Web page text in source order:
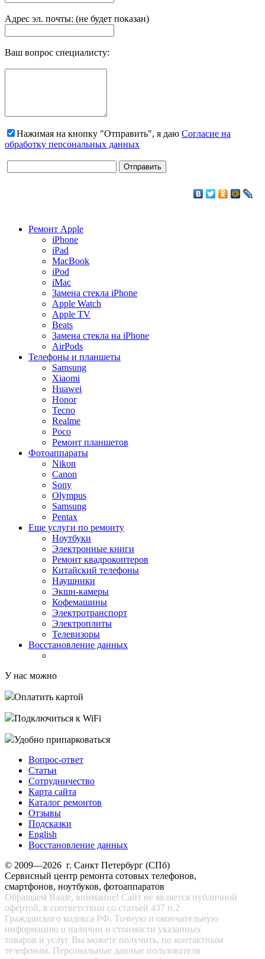
Адрес эл. почты: (не будет показан)
Ваш вопрос специалисту:
Нажимая на кнопку "Отправить", я даю Согласие на
обработку персональных данных
Ремонт Apple
iPhone
iPad
MacBook
iPod
iMac
Замена стекла iPhone
Apple Watch
Apple TV
Beats
Замена стекла на iPhone
AirPods
Телефоны и планшеты
Samsung
Xiaomi
Huawei
Honor
Tecno
Realme
Poco
Ремонт планшетов
Фотоаппараты
Nikon
Canon
Sony
Olympus
Samsung
Pentax
Еще услуги по ремонту
Ноутбуки
Электронные книги
Ремонт квадрокоптеров
Китайский телефоны
Наушники
Экшн-камеры
Кофемашины
Электротранспорт
Электроплиты
Телевизоры
Восстановление данных
У нас можно
Оплатить картой
Подключиться к WiFi
Удобно припарковаться
Вопрос-ответ
Статьи
Сотрудничество
Карта сайта
Каталог ремонтов
Отзывы
Подсказки
English
Восстановление данных
© 2009—2026 г. Санкт Петербург (СПб)
Сервисный центр ремонта сотовых телефонов,
смартфонов, ноутбуков, фотоаппаратов
Обращаем Ваше, внимание! Сайт не является публичной
офертой, в соответствии со статьей 437 п.2
Гражданского кодекса РФ. Точную и окончательную
информацию о наличии и стоимости указанных
товаров и услуг Вы можете получить, по контактным
телефонам. Персональные данные пользователя